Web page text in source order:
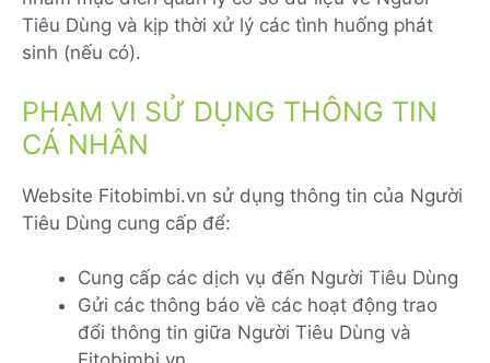
Tiêu Dùng và kịp thời xử lý các tình huống phát
sinh (nếu có).
PHẠM VI SỬ DỤNG THÔNG TIN
CÁ NHÂN
Website Fitobimbi.vn sử dụng thông tin của Người
Tiêu Dùng cung cấp để:
Cung cấp các dịch vụ đến Người Tiêu Dùng
Gửi các thông báo về các hoạt động trao
đổi thông tin giữa Người Tiêu Dùng và